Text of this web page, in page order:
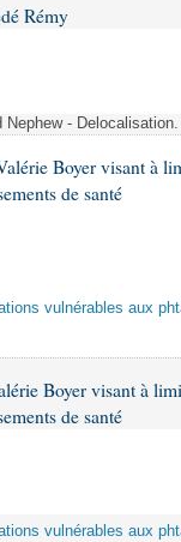
Rémy
-
Boyer visant à
de santé
vulnérables aux
Boyer visant à
de santé
vulnérables aux